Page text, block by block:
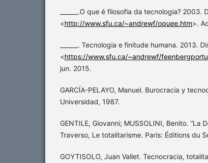
______.O que é filosofia da tecnologia? 2003.
<http://www.sfu.ca/~andrewf/oquee.htm>.
______. Tecnologia e finitude humana. 2013.
<https://www.sfu.ca/~andrewf/
jun. 2015.
GARCÍA-PELAYO, Manuel. Burocracia y
Universidad, 1987.
GENTILE, Giovanni; MUSSOLINI, Benito. “La
Traverso, Le totalitarisme. Paris: Éditions du
GOYTISOLO, Juan Vallet. Tecnocracia,